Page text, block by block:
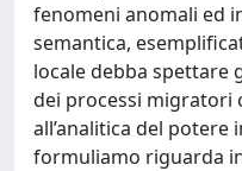
fenomeni anomali ed
semantica,
locale debba spettare
dei processi migratori
all’analitica del potere
formuliamo riguarda